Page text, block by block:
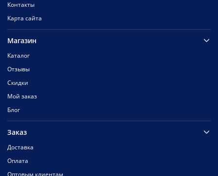
Контакты
Карта сайта
Магазин
Каталог
Отзывы
Скидки
Мой заказ
Блог
Заказ
Доставка
Оплата
Оптовым клиентам